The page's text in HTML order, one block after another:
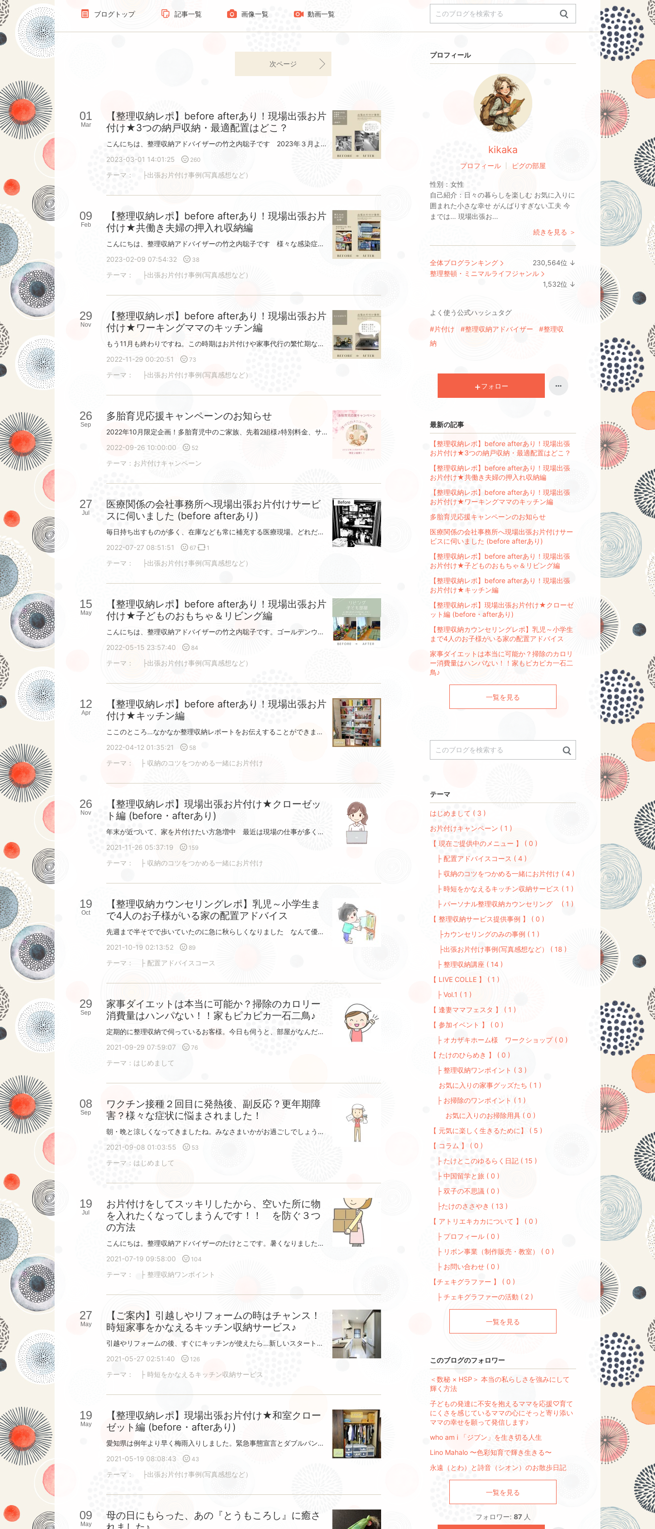
ブログトップ 記事一覧 画像一覧 動画一覧
次ページ
01
Mar
【整理収納レポ】before afterあり！現場出張お片
付け★3つの納戸収納・最適配置はどこ？
こんにちは、整理収納アドバイザーの竹之内聡子です 2023年３月より、現場出張お片付けサービスは土日のみとさせていただくことになりました。大変申し訳ございません。家事代行はしばらくお休みさせていただきます。働いている方・遠方の方のための『自分の家が好きになる！オンラインで一緒にお片付け』平日の20時～22時に実施しております。よろしければ、下記のホームページよりメッセージにてご相談くださいませ。アトリエキカカ 整理収納サービス｜愛知・豊田愛知県豊田市・みよし市・日進市・長久手市・瀬戸市などを中心に、収納のコツつかめる一緒にお片付けサービスをしております。｜出し入れしやすい配置アドバイス｜引越し時の収納のお手伝い｜家事代行｜整理収納講座｜生前整理｜収納デザインkikaka-shuno.com------------------------------------------それでは、今日ご紹介するお片付け事例は３つの納戸がある家です。収納スペースが多くあるので、物をどんどん入れていくことができます 収納はたくさんあるのに…どこかスッキリしないという方 何かヒントがあるかもしれません。よろしければ、ごらんくださいね お悩み内容・「とりあえず」で物を置いていたら、 何をどこにしまえばいいのかわからなくなってしまった。・自分以外の家族は何がどこにあるのかも分からない状態で 毎回場所を聞かれたりして手間もあった。３つの納戸すべてを見せていただいた時お片付けのポイントが見えてきました。〈納戸収納で気付いたこと〉納戸の奥から物を入れているので、埋もれてしまう。使う場所から離れた場所に収納されている。定位置があいまいになっている。以上の点に注意しながらお客様にどこで何を使うかお聞きしました。その上で、できるだけ移動の負担が少なくなる場所に収納しました。使用頻度も考えながら、配置を決めていきました。それでは、ビフォーアフターの写真と一緒にポイントを見ていきましょう ２階納戸収納のポイント ・お子様の部屋や寝室に近いためしまいやすい物を収納 ⇒オフシーズンの布団、季節のイベントグッズ ⇒スーツケースなどめったに使わないものは奥の方へ ⇒あまり使わなくなったおもちゃ 通り道を確保し、いつでも物が取り出せるようにしました１階玄関前納戸のポイント・リビングからも玄関からも物が取り出せる ⇒アウトドアグッズやお子様の遊び道具を玄関側へ ⇒奥様の荷物をリビング側から取り出しやすく配置 ⇒ご主人のものは使用頻度別に配置リビングとなりの納戸 右側⇒犬のケージが近いので、犬グッズを収納⇒よく使いすぐ取り出せる、お掃除グッズの在庫を収納リビングとなりの納戸 右側⇒滅多に使わない空き箱類を上段へ収納⇒扇風機や暖房などの季節家電を収納 取り出しやすい様に配置それぞれの置き場で、ジャンルが決まっているのでどこへ行けば何があるのかわかるようになりました。そして取り出しやすいように、アクション数が少なくなるように配置を考えました。お客様より感想をいただきました ご紹介させていただきます。お客様の声①何に困っていたか産後忙しく落ち着いて収納スペースの整理ができず「とりあえず」で物を置いていたら、子育てが少し落ち着いていざ片付けをしようと思った時に何をどこにしまえばいいのか分からなくなってしまった。自分が「とりあえず」で置いたことによって、自分以外の家族は何がどこにあるのか分からない状態で毎回場所を聞かれたりして手間もあった。②｢お片付けサービス｣を受けてどうだったか。変化はあったか。物自体はそれほど処分していないのに空間が見るからにスッキリし、歩くスペースがたくさんできて驚きました。③特に参考になったこと。例えば、「よく使うもの、あまり使わないもの」「車用品、キャンプ用品」「自分の物、子供の物、主人の物、愛犬グッズ」などジャンル別に収納スペースを作ること。今後荷物が増えた時もそのジャンルの場所へしまえばいいのでとても参考になりました。④どんな人におススメか。子育てが忙しくて片付ける余裕のない人。物が多くて収納方法に困っている人。⑤アドバイザーにひとこと先日は本当にありがとうございました。3ヶ所も片付けていただき本当に感謝しています！これほどスッキリしたので、あとは自分でラックやケースを購入し「物のあるべき場所」を作っていきたいと思います。物腰柔らかな優しい方でカウンセリングの時から安心してお願いすることができました。片付けに困っている人が周りにいたら絶対オススメしてあげたいです！あたたかいお言葉、ありがとうございましたこのように、みなさまのご家庭に合わせて配置や収納方法のご提案をさせていただきます。よろしければ、お気軽にご相談くださいませ アトリエキカカ 整理収納サービス｜愛知・豊田愛知県豊田市・みよし市・日進市・長久手市・瀬戸市などを中心に、収納のコツつかめる一緒にお片付けサービスをしております。｜出し入れしやすい配置アドバイス｜引越し時の収納のお手伝い｜家事代行｜整理収納講座｜生前整理｜収納デザインkikaka-shuno.com
2023-03-01 14:01:25
260
テーマ： ├出張お片付け事例(写真感想など）
09
Feb
【整理収納レポ】before afterあり！現場出張お片
付け★共働き夫婦の押入れ収納編
こんにちは、整理収納アドバイザーの竹之内聡子です 様々な感染症が流行っているこの季節。私も年末からコロナに感染し、１月はあわただしく過ぎました。皆さんはいかがですか？まわりではかなりの確率で、なんらかの感染症にかかっているご家庭が多いです。どうか身体を大切になさってくださいね 花粉症の季節もすぐそこ お部屋をスッキリすると、入ってきた花粉の掃除もしやすくなります。すこしでも快適に過ごしたいですね アトリエキカカ 整理収納サービス｜愛知・豊田愛知県豊田市・みよし市・日進市・長久手市・瀬戸市などを中心に、収納のコツつかめる一緒にお片付けサービスをしております。｜出し入れしやすい配置アドバイス｜引越し時の収納のお手伝い｜家事代行｜整理収納講座｜生前整理｜収納デザインkikaka-shuno.com------------------------------------------それでは、お片付けレポートをさせていただきます。今回のご依頼は押入れの収納をスッキリしたいとのご依頼でした。共働きのご夫婦。2人とも忙しいので、日用品なども少し多めに買いストックしておくとのこと。お悩み内容 ・収納場所が定まらない ・取り出しにくい ・どこに何があるかわかりづらいどうしたらストックの場所をわかりやすくできるか。そして在庫を把握しやすくするかがポイントだと思いました。よく使う物は出し入れしやすい場所に置けると、生活もラクになります。カウンセリングも作業当日も、ご夫婦2人で参加していただきました。お片付けの現場は、奥様からの依頼を受けてる事が多いです。家族がいない時にすっきりしたいと思う方がほとんど。２人で相談しながら決めていく姿をみていると家族みんなでモノと向き合う事の大切さがよくわかります。本当にこれは、今必要かな？これ、あの時の！懐かしいね！などの話を聞いているだけで、あたたかい気持ちに。お片付けは、家族の大切なコミュニケーションにもなると感じています。さて、それでは before after を見ていきましょう 左右バラバラの写真ですがひと続きの押入れです。押入れの全体を見て、配置を考えています。お客様が右ききで、左手側には物が置いてあるため右側によく使う物を配置しました。ふたのついたボックスに入っていたストック類は引き出しに入れ、いつでも取り出しやすくしました。在庫もすぐに確認できます。引出すと奥の物も取り出すことができます。あまり使わない物はひとまとめにし左下へ。どこに何があるかわかりやすくしました。布団はお客様用のエリアと季節もののエリアにわけました。お客様がいらっしゃった時、いつでも取り出すことができます。ご夫婦で相談しながら決めているので場所の共有もバッチリお片付け後も、お客様自身でどんどん工夫をされている様です。一度コツをつかむと、様々なアイディアがわいてきます あれこれ考えるのが楽しくて、とまらなくなりますよ お客様より感想をいただきました ご紹介させていただきます。 お客様の声①何に困っていたか和室の押し入れが引っ越し以来全く片付かず困っていました。収納場所が決まらなかったものがとりあえずいれてあるというような状態で、特に寝具類がごちゃごちゃとしていて、ひとつ出すと雪崩が起きてしまっていました。②｢お片付けサービス｣を受けてどうだったか。変化はあったか。押し入れが見違えるように綺麗になりました！日用品のストックも取り出しやすくなっただけでなく、在庫の数がわかりやすくなりました。でも一番の変化は、お片付けが全くできなかった主人が事前カウンセリングで刺激を受けて自分からお片付けに取り組むようになったことです ③特に参考になったこと。綺麗に収納するだけでなく、使いやすさを意識した収納がとても参考になりました。収納に役立つアイテムやSNSアカウントの情報も教えていただき、今後に活かせそうです。④どんな人におススメか。自分でお片付けするといつもイマイチ片付かなくて途中で心が折れてしまう…って方におすすめです！収納のポイントを教えていただけるので、お願いした場所以外にも応用ができます。⑤アドバイザーにひとこと今回は事前カウンセリングから当日まで大変お世話になりました。今回教えていただいたことを元に他の部屋もお片付け頑張ります♪あたたかいお言葉、ありがとうございます とてもはげみになり、嬉しいく思いますこのような感じでみなさまの暮らしやご家族の性格に合わせて配置や収納方法のご提案をさせていただいております。よろしければ、お気軽にご相談くださいませ アトリエキカカ 整理収納サービス｜愛知・豊田愛知県豊田市・みよし市・日進市・長久手市・瀬戸市などを中心に、収納のコツつかめる一緒にお片付けサービスをしております。｜出し入れしやすい配置アドバイス｜引越し時の収納のお手伝い｜家事代行｜整理収納講座｜生前整理｜収納デザインkikaka-shuno.com
2023-02-09 07:54:32
38
テーマ： ├出張お片付け事例(写真感想など）
29
Nov
【整理収納レポ】before afterあり！現場出張お片
付け★ワーキングママのキッチン編
もう11月も終わりですね。この時期はお片付けや家事代行の繁忙期なんです。みなさん、年末に向けてすっきりされたい方が多いですよねこんにちは整理収納アドバイザーの竹之内聡子です。師走を目前にして、暴走・迷走しております。お片付けレポートをすっかりためてしまいました💦時間をみつけてアップしていきますね！----------------------------それでは、今回は先月伺ったお客様のレポートをさせていただきます今回のご依頼は、キッチン収納です。忙しいワーキングママだけど、お料理も好き。とってもパワフルなママのお宅を、お片付けさせていただきました お悩み内容食品や袋類などのストックに困っている。 まとめ買いをすることが多く、何をどこに置いたか忘れてしまう。 (ストック場所が2ヶ所あったりすることから2重購入してしまう。)キッチンの収納では、この様なお悩みをよく聞きます。働いている方は特に、まとめ買いをされている方が多いと思います。買った物を、とりあえずどこか空いているところにしまっておこう …となってしまいがちですよね。空きスペースに押し込んでいくと、だんだん埋もれてしまいます。あれ買ったはずなのに、どこにしまったっけ という経験がある方必見です！今回は、beforeとafterを同時に見ていこうと思います。それでは、シンク下の引出し収納上段から。ポイント・すべての物を用途別にわけ、使用頻度を考える・この場所で使うものに厳選し、出し入れしやすいスペースを作る何がどこにあるかわかりやすくなりました。空間ができたことで、取り出しやすくなりました♪┈┈┈┈┈┈┈┈┈┈次はシンク下引出し収納 下段です。ポイント・今までは調味料のストックが入っていたが、よく使うものに変更➡キッチンでよく使う保存容器や掃除道具のストックを収納・使うものを使う場所に置くことで、出し入れしやすくなる┈┈┈┈┈┈┈┈┈┈それでは、次にコンロまわりをご覧ください！ポイント・調味料や調理器具などを収納し、お掃除しやすいコンロに！家事代行で多くのお宅に伺い、コンロの掃除をさせていただいています。コンロのまわりは、かなり油が飛び散ります。調味料の容器や調理器具などに飛んだ油を、掃除するのは大変！壁にもかなり飛んでいます！ラクに掃除をした方は、まわりに物を置かない事をおススメします。置いてあった調味料はどうしたかというと…今まであまり使用していなかったすぐ左手にある調味料引出しを活用しました。その他の調味料は、コンロのすぐ右にある引出しの中段に収納しました。ポイント・料理をする時にすぐ使う調味料、ダシ類をここに集めました。➡料理しながらささっと出せて時短家事＆油で汚れない♪細かな調理器具は、コンロ右の引き出しに。大きめの調理器具はコンロの真下の引き出しに立てて収納。┈┈┈┈┈┈┈┈┈┈次に、キッチンの背面棚の収納です。ポイント・何があるかひとめでわかるように・よく使うものを取り出しやすく┈┈┈┈┈┈┈┈┈┈背面収納の在庫棚ポイント・同じジャンルの物を集めてどれだけあるかわかるように・埋もれてしまわないように立てて収納┈┈┈┈┈┈┈┈┈┈ポイント長期保存できる物や缶詰類を一つの引き出しに┈┈┈┈┈┈┈┈┈┈いかがでしたでしょうか。お客様の使用頻度や使い勝手に合わせて、収納しています。皆さまの家に必ず当てはまるわけではありません。物としっかり向き合って、収納していく事をオススメします┈┈┈┈┈┈┈┈┈┈┈┈┈お客様より感想をいただきました ご紹介させていただきます。お客様の声何に困っていたか食品や袋類などのストックに困ってました。まとめ買いをすることが多く、何をどこに置いたか？忘れてしまう。(ストック場所が2ヶ所あったりすることから2重購入してしまう。)お片付けサービスを受けてどうだったか。変化はあったか。いままでと置く位置が変わったため、覚えなきゃいけないが…場所さえ覚えたら一目見てわかるようになった。特に参考になったこと重さに応じた置き方使う頻度に応じた配置どんな人におススメか私のようなズボラな方のみでなく、整理整頓に悩まれた方…ひとこと家中全てやっていただきたいくらいです‼️……………………………………………ありがとうございましたいつでもご相談にのりますよ～
2022-11-29 00:20:51
73
テーマ： ├出張お片付け事例(写真感想など）
26
Sep
多胎育児応援キャンペーンのお知らせ
2022年10月限定企画！多胎育児中のご家族、先着2組様♪特別料金、サポート半額でさせていただきます。お知り合いの多胎育児で大変な方に、よかったらお声をかけてくださいね♪ーーーーーーーーーーーーーーーーーーーーーーーー👭多胎育児応援キャンペーンのお知らせ👭家族の生活動線がもっと楽になれば…たまには多胎育児家族の方も、ホッと一息ついてほしい♪ささやかでも、お手伝いがしたい！！という思いが募ってキャンペーンをします双子っちが小さかった頃は、たくさんの方に助けてもらいなんとか乗り越えてきました。大きくなって、ようやく手が離れた今。今度は私にできる事は何か考えました。自分の得意な事を活かして、お手伝いがしたい！そんなわけで、キャンペーンさせていただきます。すべてのメニューが半額！(どれか1つになります)多胎ならではのお悩みも、じっくりお聞きします。2022年10月のサポートが可能な方に限ります。多胎育児中のご家族、２組様限定です。メニュー詳細につきましては、ホームページアトリエキカカ 整理収納サービス｜愛知・豊田愛知県豊田市・みよし市・日進市・長久手市・瀬戸市などを中心に、収納のコツつかめる一緒にお片付けサービスをしております。｜出し入れしやすい配置アドバイス｜引越し時の収納のお手伝い｜家事代行｜整理収納講座｜生前整理｜収納デザインkikaka-shuno.comよりご覧ください。多胎育児をしている方とつながれるのは、とても嬉しいです♪お気軽にご相談ください！
2022-09-26 10:00:00
52
テーマ： お片付けキャンペーン
27
Jul
医療関係の会社事務所へ現場出張お片付けサービ
スに伺いました (before afterあり)
毎日持ち出すものが多く、在庫なども常に補充する医療現場。どれだけ探し物をすることなく取り出しやすくできるか。とても重要になってきます。こんにちは。整理収納アドバイザーの、たけとこです 今回のレポートは医療関係の会社のお片付け現場です。ビフォーアフター写真もございますので、どうか最後までお付き合いくださいませ！豊田市は昨夜豪雨でした。じゅうたんの上でストレッチをしていた私はそのまま寝落ちしてしまって 雷の音で目覚めました あぁ、またやってしまった～ 最近よくやってしまうんですよね。ソファーに座ったまま寝てたり。まるで赤ちゃんが食事中にこっくりこっくりするあの感じです。夜中にひどい雷がなり、カーテンを閉めていてもまぶしいほど。そんな音にも負けず、ベッドに入った私はまた秒で深い眠りに…今日は個人懇談の後に仕事で、いつもより疲れていたかな。さてさて、話しを戻しまして。今回のレポートは、日々命と向き合う医療関係の会社の事務所のお片付けです。いつでも素早く荷物を準備できるようにすることを、最優先に考えました！お客様のお悩みどう片付けたらいいのか、どうしたらみんなが見やすくなるようになるのか。 わからないまま、ただ荷物だけがどんどん増えてしまっていた。不足がないように多めに備品を購入し、仮置きした場所がわからなくなることがあった。 あまり使わないものの場所は何となく把握はしていたが、いつも探し物をしていた。よく使うものの前にあまり使わないものがあり、取るのが面倒だなと思うことがあった。どう配置するとひとめでわかり取りやすくなるのか、わからなかった。では、具体的に考えてみます。下の Before 写真をご覧ください。まず、現状で注目したポイントです奥の物を出す時に、手前の荷物を出さないと取ることができない。引出しの中の物が重ねて置かれていて、下の方に何があるかわからない。下段の奥の方が重くて取り出しづらい 改善のポイント・こちらのエリアには、おもに持ち出しする物を設置・よく補充する物は取り出しやすい場所へ・100均の透明ケースを利用し何が入っているかわかるようにし、グループ別にわけて収納・下段はキャスターを利用し、重い物を引き出して取り出せるように ※１・下段右は二段にし空間も利用。グループ別に籠でわけて取り出しやすく。※２※で使用したもの※１押入れ収納キャリー(ニトリ)※２横伸縮 押入れ整理ラック(ニトリ)それでは次に、下写真について見ていきます。先程の場所のすぐ右側になります。こちらは防災用具などを置く予定とのことでした。広いスペースのため、なんとか空間も利用したいと思いステンレスラックを用意していただきました。 改善ポイント・よく使う文房具のストックを棚の一番取り出しやすい段へ 小物収納キャビネットを利用し、すぐに取り出せる様にラベリング ※3・ファイルやクリアポケットなどは、種類別にすぐ取り出せるようファイルボックスへ入れてラベリング ※4・持ち出し品は重さがあるため下の段へ・何がどこに入っているか、できるだけひとめ見てわかるように※3 シスマックス 小物収納キャビネット 引き出し12個 (コストコ)※4 スッキリまとめ隊←ファイルボックス (キャン★ドゥ) いかがでしたしょうか。お客様の動線や使い勝手を、最優先させていただきました。ほとんど使わない物や、大量に買ったストックなどは２階収納へ移動しています。引き続き、後日２階の収納をお片付けさせていただく予定です。 所要時間４時間忙しい中、合計３名のスタッフさんにご協力いただきました。ありがとうございました！【お客様の感想】｢お片付けサービス｣を受けて何か変化はありましたか？・何がどこにあるのかが明確で、探すストレスがなくなった。・すぐ使うものがすぐ取り出せるし、取り出しやすくで探す時間の無駄がなくなった。特に参考になったことは何ですか？・見える収納、取り出しやすさ、よく使う順に手前から。・箱に入れて押しやらないもしおススメするとしたら、どんな人におススメでしょうか？どんな人でもいい気がしますが…・主婦(キッチン、洗面所、クローゼット、納戸)・子供のおもちゃ(子供が片付けてくれる収納)・在宅介護中の家(ベッド周り)・ナースステーションありがとうございました！！
2022-07-27 08:51:51
67 1
テーマ： ├出張お片付け事例(写真感想など）
15
May
【整理収納レポ】before afterあり！現場出張お片
付け★子どものおもちゃ＆リビング編
こんにちは、整理収納アドバイザーの竹之内聡子です。ゴールデンウィーク中は平日は仕事でしたがあとはカレンダー通りに休みで家族とのんびり過ごすことができました この１週間はおかげさまで忙しく、週末も仕事をしていました。ありがたい事です 忙しくても、嬉しい事があると不思議なパワーが出ます初めて家事代行で伺ったお客様から、２ヵ月先の予約まで入れていただいたり。企業の方から収納相談をいただいたりしました。現在空きが少なく、５月は満席。６月も残り数日となっております。予約が取りづらく、申し訳ございません。直接ご相談いただけますと、時間帯によっては可能な日もございます。よろしければ、下記のホームページよりメッセージにてご相談くださいませ。アトリエキカカ 整理収納サービス｜愛知・豊田愛知県豊田市・みよし市・日進市・長久手市・瀬戸市などを中心に、収納のコツつかめる一緒にお片付けサービスをしております。｜出し入れしやすい配置アドバイス｜引越し時の収納のお手伝い｜家事代行｜整理収納講座｜生前整理｜収納デザインkikaka-shuno.com------------------------------------------それでは、今日は4月末に伺ったお客様のレポートをさせていただきます。今回のご依頼はリビングのおもちゃ収納です！園に通う2人のお子様がいつも遊んでいる部屋。お悩み内容おもちゃが増え、整理したいと思うのになかなかできない。おもちゃが多く、収納からあふれてしまっている。スッキリした見た目になるように、何とかしたい。進級とともに、よく使うおもちゃなど を見直してすっきりさせる事は大変おすすめです。新しい出会いとともにわくわくするもの。お子様の成長を感じながら整理することができるのではないでしょうか。気になるポイント・足元におもちゃがあり、上の方のおもちゃが取りづらい・量が多く、ケースからあふれてしまっている・定位置があいまいになっている気になるポイント・あまり遊ばないおもちゃも入っている・取り出しにくいおもちゃがある・お子さんの作品を飾る場所もほしいお客様のこうしたいという思いがたくさん詰まった素敵なお部屋になりました。【before➡afterをご覧ください】 ↓↓↓いかがでしょうか。足元の物がなくなり、おもちゃが取り出しやすくなりました。上の段はよく遊ぶおもちゃとお気に入りの恐竜くん。あとはだいたいの位置を決めました。できるだけワンアクションで取り出せるように配置しています。 ↓↓↓たまにしか遊んでいないおもちゃは、押入れに移動したことで何がどこにあるかわかりやすくなりました。棚の上に作品を飾るスペースもパズルも取り出しやすい量となりました。お客様より感想をいただきました ご紹介させていただきます。お客様の声側にいてくださることで気になることをすぐに相談出来たのでサクサクと物の整理が進みました。片付けも使いやすい提案をしてくださったので自分でやっているのにどんどん片付いていってとても嬉しい気持ちになりました。全体的に何かを教えてもらうという感じではなくびっくりした部分がありますが、自分でやってみて相談して、しっかりと意向を聞き取って提案してもらえたので、自分の中に収納のコツが染みつけられる感じがとてもしました。特に参考になったことは…全て捨ててしまうのではなく、一時保管場所を作っておくことで捨てるか迷っているものを溜め込まずに済むということ。使いやすいように、1セットにまとめて袋に入れておくと片付けもしやすいということです。いつもの断捨離や再収納中には、中々出来ない細かい掃除をしてくださったので、このタイミングで掃除をすれば綺麗になるんだなと知ることが出来ました。さらに、片付けも終わったあとに、子どもとお片付けがうまくいく方法をタイミングと環境の視点から教えてくださったので、この状態が維持できるイメージが出来て良かったです。・片付けないといけないと分かっていても中々実行できない方・片付けやすい状態にはしているけど、なんだかまだ物足りない方・片付けのコツを掴んで、サービスを頻回に使わなくても自分でも片付けられるようになりたい方にオススメしたいなと思いました！片付けきた後の部屋での子どもたちはいつもと違うおもちゃで遊ぶ姿が見られたり作品を置くスペースに食事前に自ら作品を置いたりしていました♫ボックスを引き出すのも大変かなと思いましたがそこはスイスイやっていて、あとはいつもと違うお片付け場所に慣れることかなと感じています。ありがとうございました。★作業時間3時間★あたたかいお言葉、ありがとうございました こちらのお客様、１週間たった後もこの状態が保たれているのとこと。楽しく遊んだ後に自分で元に戻すことができると、お子さまもママも嬉しいですよね。今回の最大のポイントはお母様がお子様の遊んでいる様子をとてもよく見ていらっしゃるという事。お子さまがどんなおもちゃが好きでどんなふうに遊んでいるのかをとても細かく説明していただきました。だからこそ、お子様にぴったりの配置が短時間でできたのではないでしょうかおもちゃ収納のご依頼を大変多くいただいています。お子さまの性格に合わせて配置や収納方法のご提案をさせていただきます。よろしければ、お気軽にご相談くださいませ アトリエキカカ 整理収納サービス｜愛知・豊田愛知県豊田市・みよし市・日進市・長久手市・瀬戸市などを中心に、収納のコツつかめる一緒にお片付けサービスをしております。｜出し入れしやすい配置アドバイス｜引越し時の収納のお手伝い｜家事代行｜整理収納講座｜生前整理｜収納デザインkikaka-shuno.com
2022-05-15 23:57:40
84
テーマ： ├出張お片付け事例(写真感想など）
12
Apr
【整理収納レポ】before afterあり！現場出張お片
付け★キッチン編
ここのところ…なかなか整理収納レポートをお伝えすることができませんでした 今年度から生活スタイルが変わりブログはゆっくりペースの更新となります。続けてお片付けの様子などを発信できたらと思っております。よろしくお願いします 今日は少し前に伺ったお客様のレポートをさせていただきます。さて、今回のご依頼はキッチン収納です！ご依頼の多いお片付けダントツ№１キッチンがすっきりして動きやすくなるだけで毎日の食事作りが、かなり楽になります。物が取りやすいというのは想像以上に作業がはかどるものです。それはきっと、会社でも同じではないでしょうか。物を探すという作業はそれだけでストレスになるし無駄な時間を費やします。何があるかわかりやすいとあ！この食材もあったから使おう♪消費期限が近いから使わなきゃ 今日はこの調味料でいこう！…となりやすいわけです。今回のお客様は春から仕事をはじめる とのこと。その前に動線をスムーズにしたいというご依頼でした。お片付けに大変興味を持っている方ですでに色々ご自身で試されているのでフットワークが軽い！！質問が的確で、自分がどうしたいかゴールがはっきりしている！この目標がはっきりしていることは大切でそれに向かってどう動けばいいか計画を立てて進めて行くことができます。そんなわけで、とてもスムーズに作業が進みました。ご主人も一緒に作業をしていただけたので力仕事や高所の作業など大変助かりました。お客様がおっしゃるには一緒に使う場所だから、一緒にやって当然とのこと素晴らしいそうなんですよね。整理収納の場合はほとんどのお客様は奥様だけの時が多いです。家事代行になると、逆にご主人からの依頼が多いです奥様はお出かけしていらっしゃらないことも結構あります。こういったご主人の心遣いも嬉しいですよね。さて、話をもどしまして…今回のお客様のお困り事はこちらです気になるところが沢山ありすぎて、どこから手をつけて良いのか分からない。何をどこに収納するのが便利に暮らせるのかが分からない食料品のストックはほとんどこちらのパントリーに入っていました。玄関収納に、根菜類や米などを収納されています。お困りポイント・ストックの定位置があやふやなので在庫がわかりにくい・紙袋の中身は、お客様でも何が入っていたのか忘れていた改善ポイント・よく使う物を取り出しやすい場所へ・ケースの中のものはジャンル別にわけ、見やすく取り出しやすい量に・ご主人が使うものは、高めの位置へ移動・あまり使わないものは上の方へ改善ポイント引出しが浅いタイプなので、フライパンを立てて収納するのは不可能でした。そこでよく使うフライパンは、できるだけワンアクションで取り出せるように。改善ポイント料理に使う物で、すぐ取り出したいものを上の段へ。取り出しやすい量に。たまにしか取り出さない物は下の段へ移動。改善ポイント・お掃除用品と保存容器をシンク下段へ・在庫が一目見てわかる・食品はパントリーへ移動いかがでしたでしょうか？依頼された方が普段どのように動くか今までの習慣を大きくは変えずに、どうしたら体の負担が減るかご家族はどの様にしたら取り出しやすいかを常に考えながら一緒に作業させていただきました。お子さまが大きくなったり必要な物が変化していった時にまた見直しが必要となります 家族みんなで、楽しく考えていただけたら嬉しいです お客様の声まずカウンセリングの際のアドバイスで、全体的な家の収納場所の振り分けをイメージすることが出来ました。ひとつの場所を片付け始めると全てが繋がっていて他の場所の片付けも少しずつ進めることができました。特に参考になったことは、どの収納に何を収納するかということです。今まで何となく思いついた場所に収納していましたが動線に合わせたり、場所の特性に合わせた収納場所を知ることができました。使いにくい収納の形(奥行、高さがある)の使い方もわかりました。今回はキッチンと玄関収納の片付けが出来ましたが、そのふたつが片付いただけで、家事が凄く快適になりました！物の場所が決まっていると引き出しを開けた瞬間、片付ける時に心地よくテンションが上がります。本当に良かったです。どこから手をつけて良いのか分からない方物の場所が定まらない方片付かないことによって家事がしづらい、イライラする方などにおすすめです。★作業時間４時間★あたたかいお言葉、ありがとうございました
2022-04-12 01:35:21
58
テーマ： ├ 収納のコツをつかめる一緒にお片付け
26
Nov
【整理収納レポ】現場出張お片付け★クローゼッ
ト編 (before・afterあり)
年末が近づいて、家を片付けたい方急増中 最近は現場の仕事が多くなかなか落ち着いて事務作業ができませんでした お茶を飲みながら、頭の中も整理したい日々です 今回は11月初めに整理収納で伺ったお宅のレポートです。すっかりご報告が遅くなってしまいました。年間を通じて、ご依頼の大変多いクローゼット。ご家族４人分の普段使いの洋服がすべておさまっています。そのため☆クローゼットが片付かない☆衣替えができないということでお悩みでした。寒暖の差が激しいこの季節衣替えのタイミングは難しいですね 冬でも半そで短パンで元気に走りまわる子もいます 皆さまのお宅ではどうでしょうか？お子さまの洋服はできれば衣替え無しでいつでも取り出せるようにしておくとこの時期非常に便利です 収納場所の関係で、なかなか難しと思います。せめて簡単に出し入れできればうれしいですね 具体的にどんな組み合わせで着ているか思い浮かべながらしまってみてください。ではbeforeから見ていきます お子さまは元に戻すのが苦手とのことです。元気な2人の男の子。 おおざっぱな性格の子にとってたたんでキレイ置くにというのはかなりハードルが高いです このような場合はひと目見てわかるようによく使う物をかける収納がおススメです。今回はかけるスペースが無いことと引出しがじゅうぶんにあるのでそちらを利用しました。引出しに収納する場合はお子さまが取り出しやすいように７割程度の収納量がおススメです。お子さまの性格や取り出しやすさを考えて1番よく使う体操服を、すぐ取り出せる棚に収納よく着る洋服をアイテム別に収納して見やすいようにたまに着るものを、いつでも取り出せる場所へたたんで戻すのが面倒だったら丸めてポンでも🆗もう１つ気になっていたのが棚と天井の隙間に、ワインやお酒の瓶が並んでいたこと。地震が来たら、間違いなく頭直撃です こちらは下におろしかわりにめったに使わない物帽子やカバンなどの季節物アイテムを上に置きました。今回の作業時間は４時間でした。お子さまの洋服の要・不要を仕分けもらった物を含めて想像以上にたくさんあることに驚いていらっしゃいました 必要のないものが無くなると出ていたものも収納することができました お客様からあたたかい言葉をいただきました ご依頼いただき、ありがとうございました お客様の感想この度は、私の意見も考慮しながら、適格なアドバイスをくださり、ありがとうございました！クローゼットを整理できたことで、毎日気持ちいい気分で過ごすことができています！衣替えがしやすい配置をアドバイスくださったことで、衣替えがとても楽にできるようになりますした。家事導線に無駄があったクローゼットが、使い勝手のいいクローゼットになりました！衣替えや毎日の服の整理収納が億劫な方におススメです。☆作業時間 4時間☆
2021-11-26 05:37:19
159
テーマ： ├ 収納のコツをつかめる一緒にお片付け
19
Oct
【整理収納カウンセリングレポ】乳児～小学生ま
で4人のお子様がいる家の配置アドバイス
先週まで半そでで歩いていたのに急に秋らしくなりました なんて優雅なことを言いたいけど…寒いです 家族みんなが長袖の服を一気に洗濯に出したので在宅勤務の日は5回くらい洗濯しています。コインランドリーも激込みらしいですねさて、本題に入ります。先週整理収納カウンセリングに伺ったお宅の配置アドバイスの様子をレポートします。今回のカウンセリングでお客様が一番知りたかった事はこどもが増えて、こどもたちが収納できる仕組み作りがどうしたらできるか家全体の収納スペースに果たして全部ものが収納できるのかという事でした。そうなんです。赤ちゃんも含めて、なんと4人のお子様のいるママ。上の子たちが自分の事を自分でしてくれたら大助かりですよね。それにしてもお子さんが4人もいるのに物にあふれているわけではなくお部屋の居心地がいいんです！！よくよくお話を聞いてると子どもたちの成長にあわせてよく収納の配置の見直しをしているとか すばらしいっ じつは、これこそ整理収納の極意なんです。子どもが大きくなるにつれて持ち物だって、とりやすい位置だって変わります。それに正解は１つじゃないから少し違和感を感じたら、また修正することが大事なんです しかもなんだかお片付けを楽しんでいる様子 それだけでなく人生そのものを楽しんでいらっしゃる こちらまでいい刺激をいただきました 収納に関する知識も豊富でやりたい事も明確で質問の内容もポイントを押さえていてお答えしていてわくわくしました お子さまそれぞれの性格に合わせた収納を大切に考えていらっしゃってみんな違って、みんないいよ～ かあさんが見守っているから大丈夫そんな雰囲気が伝わってきました。お子さまの物の収納場所を決める時は特に☆使う場所の近くに置く☆よく使うものは特等席に☆誰もがパッと見てわかる様に☆出し入れしやすくという事を、お子さま自信があれこれ考えて自分で決めることが大切だと私は考えています 今回のお客さまの行動力がすごくて数日後には模様替えしまくっていますとのご連絡が はやいっ さあ、みなさんもすっきりして寒い冬に備えませんか？きっといい運気がたくさん入ってきますよ～ ※お客様宅ではありません【お客様のご感想】問題点というか課題が明確になりました。まずどこからとりかかればいいのかも分かり、すっきりしました！たけとこさんならどうする？と聞いたときに私ならこうするかな、と答えてくれた具体例がとても参考になりました！家全体を見てもらえて助かりました！とっても聞きやすいので、「こんなお部屋に来てもらうなんて」という人こそ、そのありのままを見てもらうといいと思います！どこから手をつけたらいいのか分からない人も、いろいろやってみてどれが自分にあっているのか分からない人もたけとこさんが優しく寄り添ってくれるので、どんな人もおすすめです嬉しいお言葉、ありがとうございます。素敵なお客様にたくさん刺激をもらってやっぱりこの仕事が好きだなって改めて感じます このように収納のアドバイスだけもらってできる事は家族みんなでしたい！という方。お気軽にご相談くださいね 『【ご案内】家族の動線を徹底分析！動きやすく出し入れしやすくなる配置アドバイスコース♪』何から手をつけたらいいの？片付けの作業は自分でできるからアドバイスだけほしい！！時短をかなえる収納方法って、本当にあるの？そんな方へ『家族の動線を徹底分析…ameblo.jp
2021-10-19 02:13:52
89
テーマ： ├ 配置アドバイスコース
29
Sep
家事ダイエットは本当に可能か？掃除のカロリー
消費量はハンパない！！家もピカピカ一石二鳥♪
定期的に整理収納で伺っているお客様。今日も伺うと、部屋がなんだかさらにスッキリしてピカピカになっていました おまけに、お客様の表情も明るいんです。よくよく話を聞くと、コロナであまり外出ができないためお片付や掃除を自分でがんばって、５キロもお痩せになったとか。え～っ、すばらしい うらやましい 私なんて、この仕事してるのになぜ？なかなか痩せないのかなぁ？ 理由はもちろんわかっています。お菓子とごはんの食べ過ぎ。食べないと体力持たないなんて思っていました。ホリスティックトレーナーの小川朋子先生から「さとちゃん、お菓子半分にしようか♪」と笑顔で言われ…言いにくいことを言わせてしまったと反省 本気出して、お菓子半分生活を続けています。10日ほどお菓子を半分に減らしたところかなり順調に引き締まっています。なんて体が軽くて動きやすいんだろう 食べることで幸せを感じていた私。お菓子を食べてストレスを発散していた私。どこかで逃げていたんだと思います。私はまだまだ本気出していなかったぁぁお腹と背中にたくさんのおもりを背負って仕事していたんですねそんなわけで、宣言します♪お菓子をさらに減らし家事ダイエットは本当にできると証明してみせます 更年期でゆるんできた体にも負けないどこかでお会いして変わっていなかったら遠慮なく「あんまり変わらないじゃん！」って、キビしく突っ込んでやってください 来月から定期的に伺うお客様がさらに5組増えるので体力が持つかちょっぴり不安でした。体のメンテナンスもしてもらっている朋子先生に膝や腰に負担のかからな体の使い方を教わっています。おかげさまで、ハードスケジュールにも耐えられています。日々体をメンテナンスしているので、安心してご依頼くださいね。自分の家事の消費カロリーがどのくらいか気になる方は下記のサイトで計算できます。さらにやる気が出ますョ 一緒に家事ダイエットしませんか？家事の消費カロリーの計算家事の消費カロリーを計算します。keisan.casio.jpわたしの体のメンテナンスをしてくれているホリスティックトレーナの小川朋子先生のブログはこちら小川朋子 ホリスティックトレーナーさんのプロフィールページご覧いただきありがとうございますトレーナーの小川朋子と申します皆の心身が健やかで、豊かになることで「やさしくてクリエイティブな世界」になったら嬉しいと考えていますprofile.ameba.jp
2021-09-29 07:59:07
76
テーマ： はじめまして
08
Sep
ワクチン接種２回目に発熱後、副反応？更年期障
害？様々な症状に悩まされました！
朝・晩と涼しくなってきましたね。みなさまいかがお過ごしでしょうか？今週は日・月と仕事で早朝から夕方まで作業をしていました。2日連続で動いていても、まだまだ元気♪お片付け日和となってきて、うれしいです！さて、今日はワクチン接種後の事について書きます。基礎疾患は現在ありません。過去には入院手術をしていますが今は元気です。私の住む愛知県豊田市では、接種券が来ても、予約の空はほとんどない状況でしたなので何か方法はないかと検索し厚生労働省のワクチンナビを見つけて地域でやっている病院へ直接予約をしました。接種会場を探す | コロナワクチンナビ | 厚生労働省新型コロナワクチンの接種会場を探したり、どうやって接種を受けるかなどの情報を提供する、新型コロナワクチン接種の総合案内サイトです。v-sys.mhlw.go.jp運よく私が予約する時に、ちょうど空きが出て比較的早い日程の予約できましたしかも2回目の接種日が、主人のお盆休み！何かあっても大丈夫だし、とことん休める。そんなわけで、気楽な気持ちで接種しました。1回目は2日ほど腕が腫れて痛かった程度。でも、１週間後くらいから…得体の知れない、激しい頭痛に１週間ほど悩まされました。私は頭痛持ちではありません。それが予防接種と関係があるったかは不明です2回目は接種の次の日に発熱。まわりのほとんどの人が、熱が出ていたこともあって準備はバッチリ。解熱剤をのんでひたすら寝ました。39度の熱が2日間続き、平熱に戻りました。その後、倦怠感が2週間ほど続きました。必要以上に汗をかいて息苦しくて動悸がする更年期障害の症状がひどくなったような感じでした。ここで無理をしたら、精神的にもきそうな気配。仕事から少しはなれて夏休み中の娘たちと一緒にいろんな事をしました。カードゲームをしたり本を読んだり一緒にYouTubeを見て水彩画を描いたりストレッチをしたり料理を作ったり庭の手入れをしたり掃除をしたりとにかく日々の生活を大切に過ごしました。3女は 「夏休みが楽しくてしかたない！終わってほしくないなぁ」 と言っていました。3女が9ヶ月の時から働いていたので、こんなに一緒にいたのははじめてです。最後の子育てを、ゆっくり楽しめました。体調も一時期はどうなるかと思いましたが9月に入って気候もよくなりすっかり元気になりました。食べ物に気を付けてストレッチを毎日してしっかり体を動かしたことがよかったのではと感じています。週末に無心になって汗だくで仕事をしていたら体を動かせることって幸せだなぁとつくづく思いました。そんなわけですっかり元気になってお会いできます！9月もかなり予定がうまってきています。早めにご予約いただくと、ご希望の日程に伺うことができます♪お気軽にお問合せくださいませ詳しくはホームページをご覧下さいねアトリエキカカ 整理収納サービス｜愛知・豊田愛知県豊田市・みよし市・日進市・長久手市・瀬戸市などを中心に、収納のコツつかめる一緒にお片付けサービスをしております。｜出し入れしやすい配置アドバイス｜引越し時の収納のお手伝い｜家事代行｜整理収納講座｜生前整理｜収納デザインkikaka-shuno.com愛知県は緊急事態宣言が続いています。このような時だからこそ部屋を清潔な環境に保つことは大切な事だと考えております 掃除のしやすい部屋空気の通りの良い部屋体をたくさん動かして 免疫力を鍛えられる部屋コロナに負けないメンタルをつくる 心が安らぐ部屋いざという時家族が困らない部屋お客様からのご依頼があれば、今までと変わらず伺います。玄関先での衣類と荷物の除菌作業前の手洗いの徹底換気しながらの作業など、細心の注意を払っております。普段からもできる限りの対策をしております ご相談くださいませ
2021-09-08 01:03:55
53
テーマ： はじめまして
19
Jul
お片付けをしてスッキリしたから、空いた所に物
を入れたくなってしまうんです！！ を防ぐ３つ
の方法
こんにちは。整理収納アドバイザーのたけとこです。暑くなりましたね 日差しはじりじり痛いくらいですね。先日、お片付けに伺ったお客様とたわいもない雑談をしていた時にこんな話になりました。「お片付けをしてスッキリしたから安心して買い物できるのよね。入れるスペースもあると思うと買い物が楽しくて。」そしてこう続きました。「空いている所があるとつい物を入れたくなっちゃうのよ。」それは本当に楽しそうで笑顔のお客様に会えるのはうれしい♪いやいや、そうじゃない！！大切なお客様のためにきちんとお伝えしなくては出し入れしやすい収納を保つためにこれだけはクリアしないと難しいという事があります。整理収納アドバイザーとして「よかったですね～、じゃんじゃん買ってください♪」なんて言えないです心を鬼にしてお伝えしたいです。現場を重ねれば重ねるほど言いにくい事もしっかり伝える大切さを実感しています。本気で何とかしたいと思っている方にはこちらの真剣な気持ちは必ず伝わります。なのでできるだけこうした方がいいというアドバイスを細かくお伝えしています。 お片付けに１回伺ったからといってお客様の意識を劇的に変えるというのは正直なところ、かなり難しいです。だって長年生活してきたこだわりや環境、個性だって人それぞれですよね。お片付けをしてスッキリしてもそこに場所があればつい置いてしまう使った物を元に戻す習慣がない。そんな方も実際多いです。そのような方には定期的な訪問をおススメしています。少しずつ考え方や習慣を変えることで自然と変わっていくことができます。・使った物を元に戻せない・いつも探し物ばかりして、物をよく無くす・気が付くと床に物をたくさん置いてしまうそんな方はお気軽にご相談ください。焦らずゆっくり自分のペースでお片付けを進めていくことができます。今、バーゲンシーズンだしコストコも名古屋にオープンしたしネットでいつでも手軽に買い物できます。買い物って、ストレス発散になりますよねバーゲンと言う言葉に心ときめいている方ぜひ、買う前に一呼吸こちらをチェックしてから行ってみてください買い物をする前にチェックしたいこと <洋服編> 今持っているアイテムをすべてチェックしてから行く →合わせることができる？ →本当に必用？ １つ買ったら１つ処分、取り出しやすい７割収納をめざす 安いから買うは厳禁！ いつどんな時に着るか想像してみる。 〈食品編〉 食品の在庫のチェック。ストックの空スペースのチェック。 この食材が賞味期限内に本当に使い切れるか考える。 同じ物の在庫は１つまで <生活雑貨編> 今必要な物だけ買う。在庫は１つまで。 安いからと言って、多めに買わない。 無料でもらえるものを、たくさんためこまない。つまり、ざっくり３つにまとめてみると・買う前に、今あるものをすべてチェック・収納スペースには余裕ができる量に。それ以上は買わない。・在庫は持ちすぎない。これだけ心にとどめておけば、買う量をかなり調節できます。手にとったら、ひと呼吸。使わずに眠っている便利グッズはありませんか？それを使わないと、本当に料理をする時困りますか？そのグッズを収納できる場所はありますか？夏はまだまだこれからです。みなさん、快適な夏をお過ごしください。お家でたくさんくつろげますように！！☆…☆…☆…☆…☆…☆…☆…☆…☆…☆…☆ホームページを作りました。よろしければ、ご覧ください！！アトリエキカカ 整理収納サービス｜愛知・豊田愛知県豊田市・みよし市・日進市・長久手市・瀬戸市などを中心に、収納のコツつかめる一緒にお片付けサービスをしております。｜出し入れしやすい配置アドバイス｜引越し時の収納のお手伝い｜家事代行｜整理収納講座｜生前整理｜収納デザインkikaka-shuno.com
2021-07-19 09:58:00
104
テーマ： ├ 整理収納ワンポイント
27
May
【ご案内】引越しやリフォームの時はチャンス！
時短家事をかなえるキッチン収納サービス♪
引越やリフォームの後、すぐにキッチンが使えたら…新しいスタートは快適なキッチンにしたい！そんな方へ『引越しやリフォームの時はチャンス！時短家事をかなえるキッチン収納サービス♪』のご案内です。● 『時短家事をかなえるキッチン収納サービス』とは？お引越しで移動だけでも疲れてしまうのに、荷ほどきはとても大変です。小さい子がいると、なかなか思うように作業も進みません。考えながら収納していくのは、時間も労力もかかります。とりあえず使えるようにといって仮置きし結局そのままになってしまうお宅が多いことがお片付けサービスをしていてわかりました。引越しの時こそ、動きやすい収納にするチャンスです。家事代行で多くのキッチンを掃除してきた私が掃除しやすく動きやすい収納をアドバイス。一緒に荷ほどきのお手伝いをします！！■ 私の『時短家事をかなえるキッチン収納サービス』の特徴9回引越しをしてきていつも感じていたこと。まず、キッチンを何とかしたい！！家事・育児・仕事にバタバタで、片付けはゆっくりペース。段ボールに入ったままでは使いたいものがすぐに出てこなくてとにかく収納したい気持ちが先に出ました。そのうえ精神的に疲れてしまって、「とりあえずしまっておこう」となってしまいがちです。私自信の経験からも、お客様のお話でもそうでした。前より広い所に引越すと、収納に余裕がありなんとか収納できてしまうもの。でも、じつは後から物を探すことが多いのです。じつは、引越しの時こそ最大のチャンスです！今後の家事がしやすいように家族の動線を考えて収納できます。時短家事にもつながり前よりもっとキッチンが好きになります。■ こんな方にお勧めです！ 仕事・育児・家事で、引越しの片付けが思うように進まなさそう 引越し後は、まずキッチンを早く片付けたい 動きやすい収納場所にしたい 出し入れしやすい配置や収納方法を知りたい とにかく一緒に片づけをしてほしい 子供たちが自分で出し入れできるようにしたい■『時短家事をかなえるキッチン収納サービス♪』の内容①申込みフォームからお申込みください。 ３日以内にメールにて返信させていただきます。 ライン公式に登録いただいた方は ラインでのやりとりをさせていただきます。②事前カウンセリング(訪問)の日を決めさせていただきます。③事前カウンセリング 60分 現在困っている事やご家族の動線などを、細かくお聞きします。 引越先の収納を確認させていただきます。 作業当日の計画を立てます。 (物の量によって、１日ではできないこともございます) ④お片付け作業(訪問) 5時間 10:00～16:00 (お昼休憩60分) 前半 荷ほどきをして 収納別のグループにわける作業をします。 食器棚や引き出しに防虫すべり止めシートなどを敷いていきます。 収納できるところから順番に収納していきます。 休憩 大変体力のいる作業です。 お昼はしっかり食べて休憩をとっていただき、ベストな状態でお片付けを！ 後半 使用頻度に合わせて収納していきます。 キッチンの作業時間が余った場合は 他の場所のお手伝いをさせていただきます。 ■ お客様からのご感想新しい収納場所にどう効率よくすっきり収納できるか、自分では考えるのに限界がありお願いしました。使う頻度や取り出しやすさだけでなく、思ってもいないアイディアをもらえて本当にスッキリ片付きました。また、事前に収納状況を写真で送っておいたら、お役立ちグッズをご提案くださって、買いに行く手間もなく助かりました。頼んで本当によかったです！もともと収納やお片付けが全く得意ではないので、引越しのバタバタした中、ダンボールだらけのキッチンをお片付けしていただけて、本当に助かりました！！引越しって荷物をまとめて運ぶのもエネルギーを使いますが、運んだ荷物を片付けるのもすごく大変で、1階の生活空間が整って、大分暮らしやすくなりました！自分のキッチン・パントリーではないんじゃないか？と思うくらい素敵に収納していただいて、何度も見返してしまいます。きちんと仕分けして収納されていると、生活が快適でこんなにストレスフリーなんだなって思いました。一緒にお話しながらお片付けしていただけるので、自分の生活スタイルに合っていてすごく使いやすいし、収納ってそんな風にやるんだ！って目から鱗でした。■ 『時短家事をかなえるキッチン収納サービス♪』を受けていただくと・・・ 引越し後すぐに荷ほどきができ、キッチンが使えます キッチンの掃除がしやすくなります 出し入れしやすい収納で、時短家事が可能になります 家族が食事の準備や片付けをしやすくなります キッチンが好きになります私自信が９回の引越しを経験しそのたびに、こんなサービスがあったらと思っていました。お片付け作業の現場で話しを伺うほど引越しの時こそ、助けが必要だと確信しました！ただでさえ慣れない場所からのスタート。少しでも快適に暮らすことができるようにお手伝いさせていただけたらと思っています。今は忙しいからとりあえずしまっておこう後でゆっくり何とかしようその後ではなかなかやってきません。一度置いたものをどかしてまた入れるというのはよけいに手間のかかる作業です。最初にしっかりやっておけばそこからの生活がらくになります！！新しいスタートが少しでもらくになるように一緒に収納をするお手伝いをさせてください。『引越しやリフォームの時はチャンス！時短家事をかなえるキッチン収納サービス♪』詳細事前訪問カウンセリング 90分＋一緒にお片付け作業 5時間 ※作業時間10：00～16:00 ※途中お昼休憩を30～60分いただきます。 大変体力のいる作業です。 お昼はしっかり食べて、休憩をとっていただきたいです。 【セット料金】 27,000円 別途交通費(1ｋｍ20円)がかかります。 申込み時に見積りいたします。 お支払いは訪問日３日前までに 口座振込 または PayPalでお願いいたします。 期日までにご入金いただけない場合にはキャンセルとさせていただきます。 ※延長した場合、5,000円/1時間となります。※ブログに写真や感想掲載の許可をいただける方 1,000円引きとさせていただきます。■車での移動となりますので、駐車場がない場合はパーキングに停めさせていただきます。その場合は実費となりますので、ご了承ください。■交通費について 1ｋｍ20円で計算しております。 (距離はGoogleマップを参照いたします)■往復合計35km以上の方は 遠方料金として交通費に＋2,000円頂きます。 (渋滞なども含めて、早く出発することも考慮しています)■移動時間１時間を超えるサポート、もしくは愛知県外の方はお引き受けしておりません。■申し訳ございませんが、男性単世帯の方へのサポートはお断りしています。お申込みはこちらからどうぞ お申込みフォーム■キャンセルポリシー (必ずお読みください)・お客様のご都合によりキャンセルされる場合、作業の1 週間前までのキャンセルは費用の 20％、 作業前日までは費用の 50%を事務手数料として頂戴し、残り全額を返金いたします（振込手数料差引額）。・作業当日のキャンセルは、キャンセル料を 100%頂戴します。 ※ご家庭の都合で延期される場合、キャンセル料はいただきません。・未入金の場合も上記規定によりキャンセル料が発生いたします。・以上に関してご同意の上、お申し込みをお願いいたします。
2021-05-27 02:51:40
126
テーマ： ├ 時短をかなえるキッチン収納サービス
19
May
【整理収納レポ】現場出張お片付け★和室クロー
ゼット編 (before・afterあり)
愛知県は例年より早く梅雨入りしました。緊急事態宣言とダブルパンチで気分もお部屋もなんだかスッキリしない なんて方も多いのではないでしょうか。こんにちは。収納デザイナーのたけとこです このような時だからこそ部屋を清潔な環境に保つことは大切な事だと考えております 掃除のしやすい部屋空気の通りの良い部屋体をたくさん動かして 免疫力を鍛えられる部屋コロナに負けないメンタルをつくる 心が安らぐ部屋いざという時家族が困らない部屋お客様からのご依頼があれば、今までと変わらず伺います。玄関先での衣類と荷物の除菌作業前の手洗いの徹底換気しながらの作業など、細心の注意を払っております。普段からもできる限りの対策をしております ご相談くださいませさて、ここからが本題です！今回はフルタイムで働く忙しい女性からのご依頼です。私の大好きな雰囲気の広さもじゅうぶんにある古民家風な一軒家2階にクローゼットはあるけれどほとんど１階で生活しているためよく着るものは１階の和室にこんな感じで置いて使っているとのことでした。和室のクローゼットは下の写真のように荷物がすでに入っています。おひなさまやクリスマスグッズ人形ケースなどです。右側の収納は布団類が中心に置いてあります。来客用の布団。2階の寝室で使う季節ものの毛布などもこちらにあります。下の写真は和室前の廊下です。マッサージチェアが置いてあるのですがこちらにも普段着る洋服やタオルなどが置かれていました。この高さと広さ つい仮置きしたくなりますよね。ちょうど手の届く位置にスペースがあると人は物を置きたくなってしまうといわれています。マッサージチェア、ぜひ使ってほしいです お客様がこちらの一軒家に引越しされて２年。狭い家→広い家への引越しで収納が多くなり物に溢れる生活になってしまったとのことです。2階にもクローゼットがあります。しかし、ほぼ一階で生活していらっしゃるので2階は寝るのみです。洗濯をしたら１階の一角に積んで置いてしまい写真のようにどんどん山が大きくなってしまうそうです。ここで内容を整理します！お困りの点着替えなども１階で済ませる生活 洗濯→干す→取り込む→たたむ→の後に 2階に持って上がることは面倒。毎朝身支度をする度に 積み重ねた服の山から 掘り出して選ぶのは苦痛。カウンセリングの結果見えてきたこと 洋服は１階に置きたい幸いにも、和室にはクローゼットがあります！！でもクローゼットはいっぱいです。ここで大切になってくるのは使う場所に使う物を収納する自分の生活に合わせた収納ということです。そんなわけで、今回のメインは和室のクローゼットのお片付けです。まず押入れのものを出しながらいつどこで使うかを考えます。そして場所別に仕分けします。2階の寝室で使う毛布は、寝室クローゼットへ移動。クリスマスグッズはお子様のクローゼットへアルバム類や書類はリビング近くの収納棚へ使わない物は処分クローゼットにしまう荷物が減りました。どのくらいの頻度で使うか考えながら収納していきます。左半分のスペースに収めることができました。 左側収納は、来客用布団や雛人形など１階で使う物を収納しました 残りの半分の右側収納をクローゼットとして使えるようにしました。ご主人と奥様のよく使う洋服が入っています。洗濯が干してある場所から近くそのままかけられるようにしました マッサージチェアでくつろげそうですぜひゆったりと使って、疲れを癒してくださいとても丁寧な感想をいただきました。忙しい方に、ぜひ読んでいただきたいですご利用ありがとうございました 【お客様の感想】１階と2階の押し入れを整理して、本来あるべき場所に物を動かしただけで空いたスペースができたのが驚きでした。そして、日常的に着る服を一階の押し入れのクローゼットにいれることは生活動線にとてもあっていて良かったです。さらに、洗濯した服をたたんでしまうのではなくハンガーのままかけて収納する方法にしてもらったのも、自分たちの性格とあっていました。ぎゅうぎゅうだった押し入れがパズルのように整理して収納していくうちにとてもすっきりしていくのが驚きでした。今まで、雑誌を買ってみたり、家具のお店で収納の方法をみて、いろいろ無計画にケースなど買ってきたりしていました。収納への関心は高かったものの、実際自分の家ではどうしたら良いのかピント来ていなかったです。生活の様子や動線など全てを考えた上で、何をどこに置くのかをきちんと決めていくことが大切だと教えていただき勉強になりました。毎日、仕事で忙しく通常の家事をこなすだけでギリギリの生活でした。それなのに、服一枚片付けたり出したりするだけで無駄に探したり迷ったりしていた私です。いつかはやろう。そのうち整理しようと思っているうちにどんどん季節が過ぎて、片付かない服の山を見るたびにストレスでした。自分一人では、重い腰が上がらないけど、、という方には、ぜひおすすめです！そして、家族からも出掛ける時になって急に｢あの服どこだっけ？｣と聞かれ、困っていました。どこに何があるのかわかるようになりとても良かったです。洗濯は好きだけどたたんで片付けるのが嫌いだったり。服は好きだけど、同じような服ばかり買ってしまい無駄が多かったり。いろいろ自分の悪い特性が、今回とてもよくわかりました。★今回の作業時間 ※４時間★ご利用のサービス ※ 自分の家が好きになる！収納のコツをつかめる一緒にお片付けサービス♪
2021-05-19 08:08:43
43
テーマ： ├出張お片付け事例(写真感想など）
09
May
母の日にもらった、あの『とうもころし』に癒さ
プロフィール
kikaka
プロフィール ピグの部屋
性別： 女性
自己紹介： 日々の暮らしを楽しむ お気に入りに
囲まれた小さな幸せ がんばりすぎない工夫 今
までは… 現場出張お...
続きを見る ＞
全体ブログランキング 230,564位 ↓
整理整頓・ミニマルライフジャンル
1,532位 ↓
よく使う公式ハッシュタグ
#片付け #整理収納アドバイザー
#整理収
納
フォロー
最新の記事
【整理収納レポ】before afterあり！現場出張
お片付け★3つの納戸収納・最適配置はどこ？
【整理収納レポ】before afterあり！現場出張
お片付け★共働き夫婦の押入れ収納編
【整理収納レポ】before afterあり！現場出張
お片付け★ワーキングママのキッチン編
多胎育児応援キャンペーンのお知らせ
医療関係の会社事務所へ現場出張お片付けサー
ビスに伺いました (before afterあり)
【整理収納レポ】before afterあり！現場出張
お片付け★子どものおもちゃ＆リビング編
【整理収納レポ】before afterあり！現場出張
お片付け★キッチン編
【整理収納レポ】現場出張お片付け★クローゼ
ット編 (before・afterあり)
【整理収納カウンセリングレポ】乳児～小学生
まで4人のお子様がいる家の配置アドバイス
家事ダイエットは本当に可能か？掃除のカロリ
ー消費量はハンパない！！家もピカピカ一石二
鳥♪
一覧を見る
テーマ
はじめまして ( 3 )
お片付けキャンペーン ( 1 )
【 現在ご提供中のメニュー 】 ( 0 )
├ 配置アドバイスコース ( 4 )
├ 収納のコツをつかめる一緒にお片付け ( 4 )
├ 時短をかなえるキッチン収納サービス ( 1 )
├ パーソナル整理収納カウンセリング ( 1 )
【 整理収納サービス提供事例 】 ( 0 )
├カウンセリングのみの事例 ( 1 )
├出張お片付け事例(写真感想など） ( 18 )
├ 整理収納講座 ( 14 )
【 LIVE COLLE 】 ( 1 )
├ Vol.1 ( 1 )
【 逢妻ママフェスタ 】 ( 1 )
【 参加イベント 】 ( 0 )
├ オカザキホーム様 ワークショップ ( 0 )
【 たけのひらめき 】 ( 0 )
├ 整理収納ワンポイント ( 3 )
お気に入りの家事グッズたち ( 1 )
├ お掃除のワンポイント ( 1 )
お気に入りのお掃除用具 ( 0 )
【 元気に楽しく生きるために】 ( 5 )
【 コラム 】 ( 0 )
├ たけとこのゆるらく日記 ( 15 )
├ 中国留学と旅 ( 0 )
├ 双子の不思議 ( 0 )
├たけのささやき ( 13 )
【 アトリエキカカについて 】 ( 0 )
├ プロフィール ( 0 )
├ リボン事業（制作販売・教室） ( 0 )
├ お問い合わせ ( 0 )
【チェキグラファー 】 ( 0 )
├ チェキグラファーの活動 ( 2 )
一覧を見る
このブログのフォロワー
＜数秘 × HSP＞ 本当の私らしさを強みにして
輝く方法
子どもの発達に不安を抱えるママを応援♡育て
にくさを感じているママの心にそっと寄り添い
ママの幸せを願って発信します♪
who am i 「ジブン」を生き切る人生
Lino Mahalo 〜色彩知育で輝き生きる〜
永遠（とわ）と詩音（シオン）のお散歩日記
一覧を見る
フォロワー: 87 人